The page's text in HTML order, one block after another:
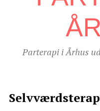
Parterapi i Århus